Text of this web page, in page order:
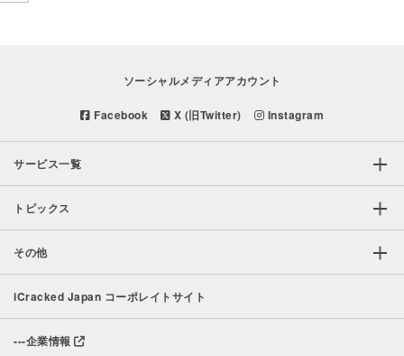
ソーシャルメディアアカウント
Facebook X (旧Twitter) Instagram
サービス一覧
トピックス
その他
iCracked Japan コーポレイトサイト
---企業情報